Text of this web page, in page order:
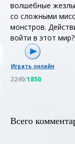
волшебные
со сложными
монстров.
войти в этот мир?
Играть онлайн
2240/1850
Всего